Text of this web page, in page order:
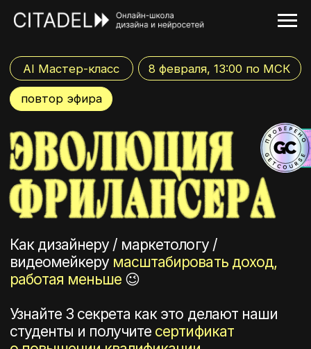
Как дизайнеру / маркетологу /
видеомейкерумасштабировать доход,
работая меньше
😉
студенты и получите
сертификат
о повышении квалификации
повтор эфира